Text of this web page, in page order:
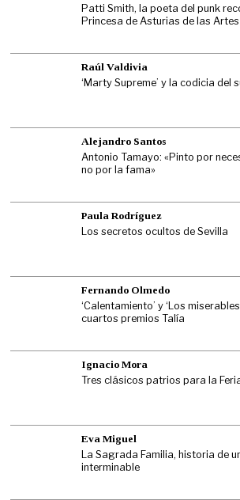
Patti Smith, la poeta del punk
Princesa de Asturias de las
Raúl Valdivia
‘Marty Supreme’ y la codicia del
Alejandro Santos
Antonio Tamayo: «Pinto por
no por la fama»
Paula Rodríguez
Los secretos ocultos de Sevilla
Fernando Olmedo
‘Calentamiento’ y ‘Los
cuartos premios Talía
Ignacio Mora
Tres clásicos patrios para la
Eva Miguel
La Sagrada Familia, historia de
interminable